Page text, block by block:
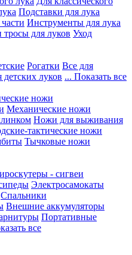
Подставки для лука
Инструменты для лука
для луков Уход
Рогатки Все для
детских луков ... Показать все
ножи
Механические ножи
Ножи для выживания
тактические ножи
Тычковые ножи
- сигвеи
Электросамокаты
Спальники
Внешние аккумуляторы
Портативные
все